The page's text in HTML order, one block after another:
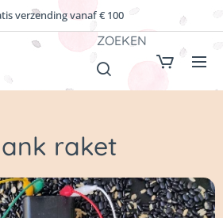
verzending vanaf € 100
ZOEKEN
raket